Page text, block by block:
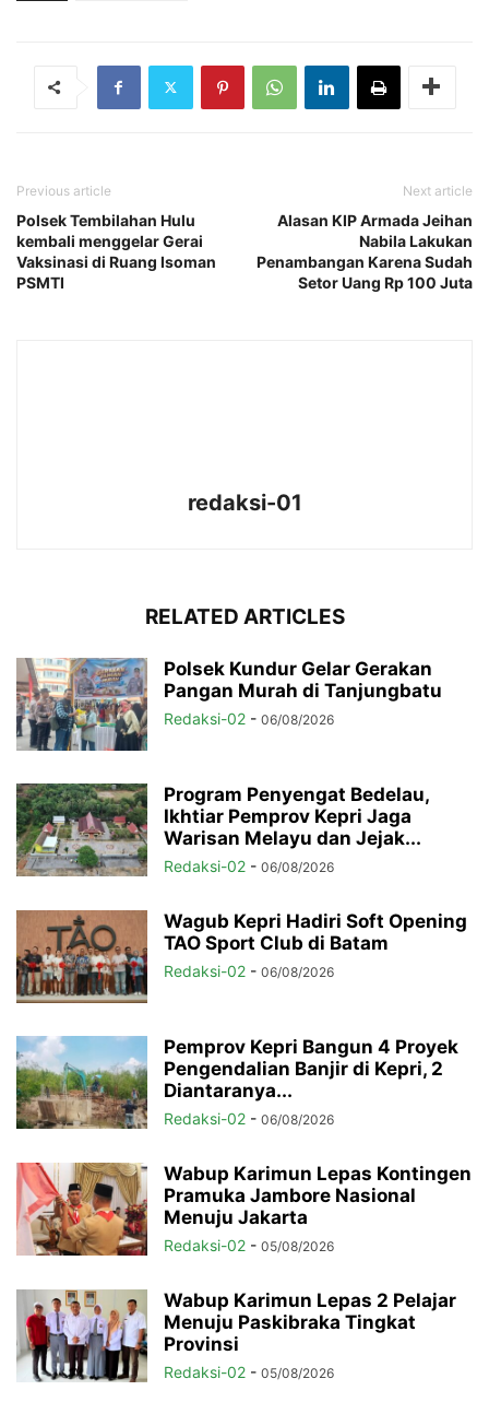
Previous article
Polsek Tembilahan Hulu
kembali menggelar Gerai
Vaksinasi di Ruang Isoman
PSMTI
Next article
Alasan KIP Armada Jeihan
Nabila Lakukan
Penambangan Karena Sudah
Setor Uang Rp 100 Juta
redaksi-01
RELATED ARTICLES
Polsek Kundur Gelar Gerakan
Pangan Murah di Tanjungbatu
Redaksi-02 - 06/08/2026
Program Penyengat Bedelau,
Ikhtiar Pemprov Kepri Jaga
Warisan Melayu dan Jejak...
Redaksi-02 - 06/08/2026
Wagub Kepri Hadiri Soft Opening
TAO Sport Club di Batam
Redaksi-02 - 06/08/2026
Pemprov Kepri Bangun 4 Proyek
Pengendalian Banjir di Kepri, 2
Diantaranya...
Redaksi-02 - 06/08/2026
Wabup Karimun Lepas Kontingen
Pramuka Jambore Nasional
Menuju Jakarta
Redaksi-02 - 05/08/2026
Wabup Karimun Lepas 2 Pelajar
Menuju Paskibraka Tingkat
Provinsi
Redaksi-02 - 05/08/2026